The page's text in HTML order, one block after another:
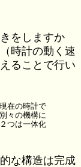
をしますか
時計の動く速
ることで行い
在の時計で
々の機構に
つは一体化
な構造は完成